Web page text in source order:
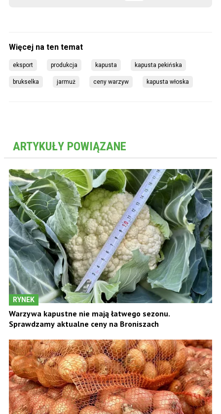
eksport produkcja kapusta kapusta pekińska
brukselka jarmuż ceny warzyw kapusta włoska
ARTYKUŁY POWIĄZANE
RYNEK
Warzywa kapustne nie mają łatwego sezonu.
Sprawdzamy aktualne ceny na Broniszach